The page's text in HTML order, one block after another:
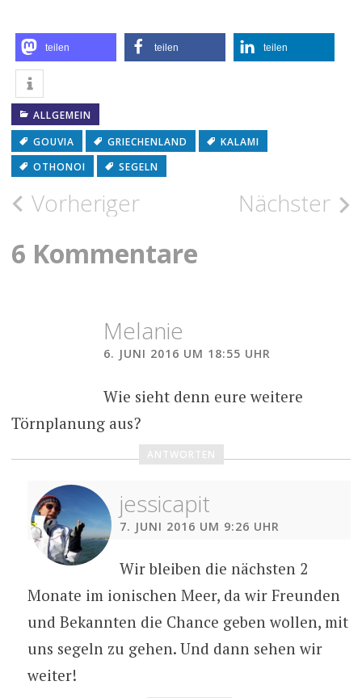
teilen teilen teilen
ALLGEMEIN
GOUVIA
GRIECHENLAND
KALAMI
OTHONOI
SEGELN
Beitragsnavigation
Vorheriger Nächster
6 Kommentare
Melanie
6. JUNI 2016 UM 18:55 UHR
Wie sieht denn eure weitere
Törnplanung aus?
ANTWORTEN
jessicapit
7. JUNI 2016 UM 9:26 UHR
Wir bleiben die nächsten 2
Monate im ionischen Meer, da wir Freunden
und Bekannten die Chance geben wollen, mit
uns segeln zu gehen. Und dann sehen wir
weiter!